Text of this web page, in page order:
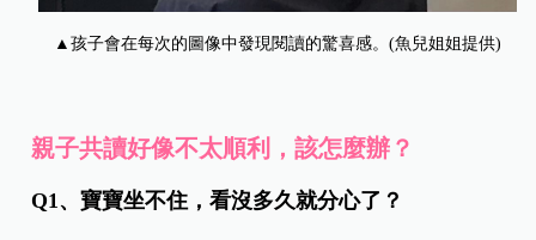
▲孩子會在每次的圖像中發現閱讀的驚喜感。(魚兒姐姐提供)
親子共讀好像不太順利，該怎麼辦？
Q1、寶寶坐不住，看沒多久就分心了？